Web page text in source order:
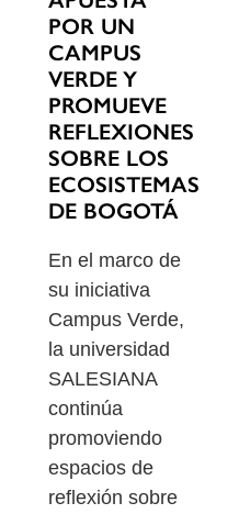
POR UN
CAMPUS
VERDE Y
PROMUEVE
REFLEXIONES
SOBRE LOS
ECOSISTEMAS
DE BOGOTÁ
En el marco de
su iniciativa
Campus Verde,
la universidad
SALESIANA
continúa
promoviendo
espacios de
reflexión sobre